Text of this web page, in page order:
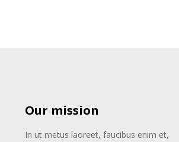
Our mission
In ut metus laoreet, faucibus enim et,